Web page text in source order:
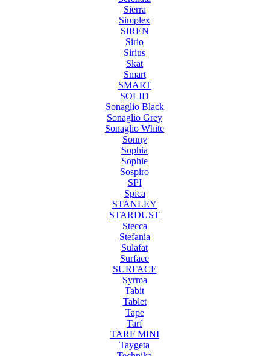
Sierra
Simplex
SIREN
Sirio
Sirius
Skat
Smart
SMART
SOLID
Sonaglio Black
Sonaglio Grey
Sonaglio White
Sonny
Sophia
Sophie
Sospiro
SPI
Spica
STANLEY
STARDUST
Stecca
Stefania
Sulafat
Surface
SURFACE
Syrma
Tabit
Tablet
Tape
Tarf
TARF MINI
Taygeta